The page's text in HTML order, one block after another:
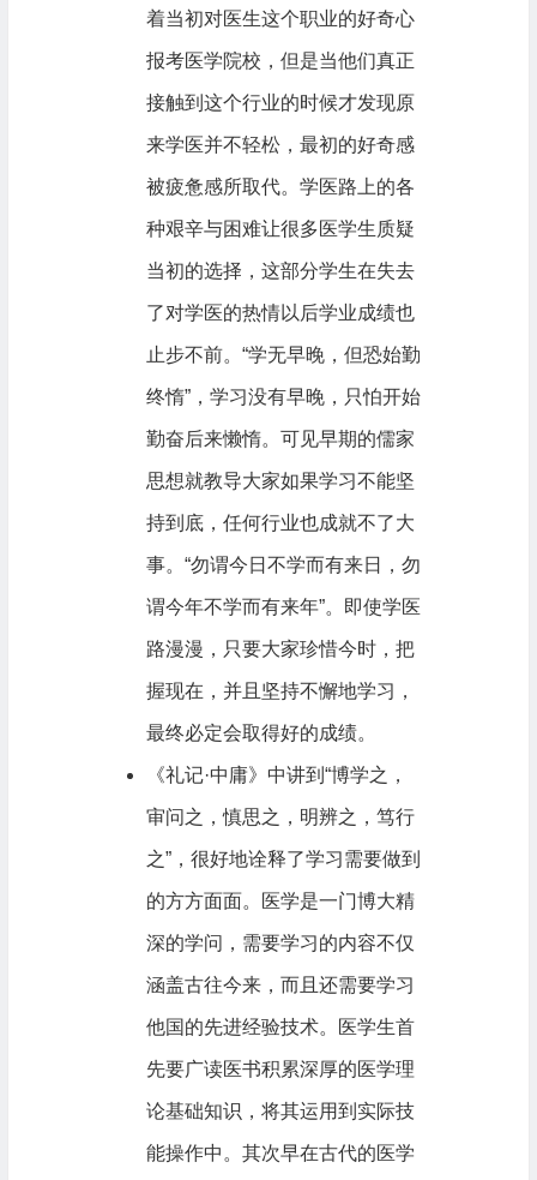
着当初对医生这个职业的好奇心
报考医学院校，但是当他们真正
接触到这个行业的时候才发现原
来学医并不轻松，最初的好奇感
被疲惫感所取代。学医路上的各
种艰辛与困难让很多医学生质疑
当初的选择，这部分学生在失去
了对学医的热情以后学业成绩也
止步不前。“学无早晚，但恐始勤
终惰”，学习没有早晚，只怕开始
勤奋后来懒惰。可见早期的儒家
思想就教导大家如果学习不能坚
持到底，任何行业也成就不了大
事。“勿谓今日不学而有来日，勿
谓今年不学而有来年”。即使学医
路漫漫，只要大家珍惜今时，把
握现在，并且坚持不懈地学习，
最终必定会取得好的成绩。
《礼记·中庸》中讲到“博学之，
审问之，慎思之，明辨之，笃行
之”，很好地诠释了学习需要做到
的方方面面。医学是一门博大精
深的学问，需要学习的内容不仅
涵盖古往今来，而且还需要学习
他国的先进经验技术。医学生首
先要广读医书积累深厚的医学理
论基础知识，将其运用到实际技
能操作中。其次早在古代的医学